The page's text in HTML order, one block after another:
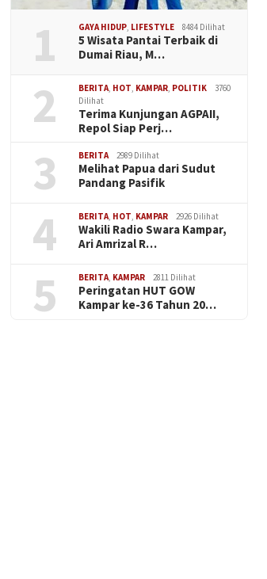
1 GAYA HIDUP, LIFESTYLE 8484 Dilihat
5 Wisata Pantai Terbaik di
Dumai Riau, M…
2 BERITA, HOT, KAMPAR, POLITIK
3760
Dilihat
Terima Kunjungan AGPAII,
Repol Siap Perj…
3 BERITA 2989 Dilihat
Melihat Papua dari Sudut
Pandang Pasifik
4 BERITA, HOT, KAMPAR 2926 Dilihat
Wakili Radio Swara Kampar,
Ari Amrizal R…
5 BERITA, KAMPAR 2811 Dilihat
Peringatan HUT GOW
Kampar ke-36 Tahun 20…